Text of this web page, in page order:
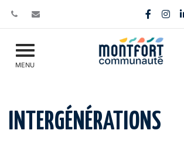
Lien
MENU
INTERGÉNÉRATIONS